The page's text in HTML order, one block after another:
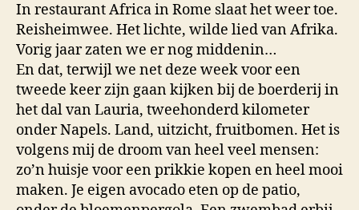
In restaurant Africa in Rome slaat het weer toe.
Reisheimwee. Het lichte, wilde lied van Afrika.
Vorig jaar zaten we er nog middenin…
En dat, terwijl we net deze week voor een
tweede keer zijn gaan kijken bij de boerderij in
het dal van Lauria, tweehonderd kilometer
onder Napels. Land, uitzicht, fruitbomen. Het is
volgens mij de droom van heel veel mensen:
zo’n huisje voor een prikkie kopen en heel mooi
maken. Je eigen avocado eten op de patio,